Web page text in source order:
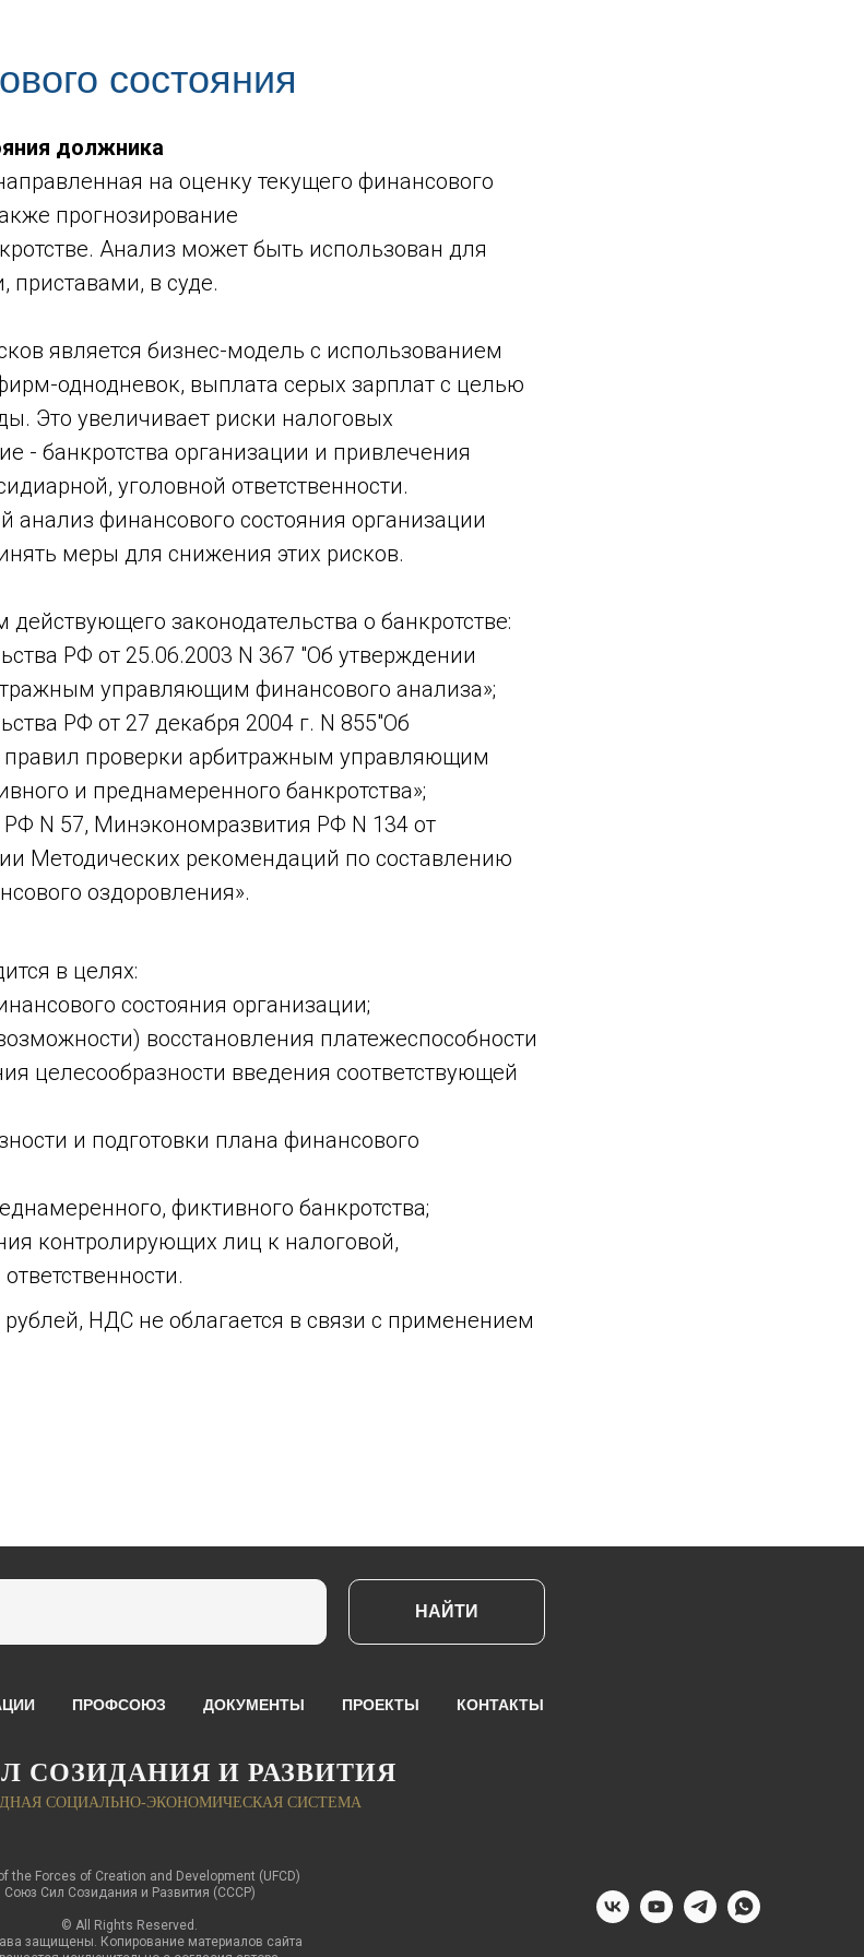
состояния
должника
на оценку текущего финансового
прогнозирование
Анализ может быть использован для
приставами, в суде.
является бизнес-модель с использованием
однодневок, выплата серых зарплат с целью
Это увеличивает риски налоговых
- банкротства организации и привлечения
уголовной ответственности.
финансового состояния организации
меры для снижения этих рисков.
действующего законодательства о банкротстве:
РФ от 25.06.2003 N 367 "Об утверждении
управляющим финансового анализа»;
РФ от 27 декабря 2004 г. N 855"Об
проверки арбитражным управляющим
и преднамеренного банкротства»;
N 57, Минэкономразвития РФ N 134 от
Методических рекомендаций по составлению
оздоровления».
в целях:
состояния организации;
восстановления платежеспособности
целесообразности введения соответствующей
и подготовки плана финансового
фиктивного банкротства;
контролирующих лиц к налоговой,
рублей, НДС не облагается в связи с применением
НАЙТИ
ПРОФСОЮЗ ДОКУМЕНТЫ ПРОЕКТЫ КОНТАКТЫ
СОЗИДАНИЯ И РАЗВИТИЯ
СОЦИАЛЬНО-ЭКОНОМИЧЕСКАЯ СИСТЕМА
the Forces of Creation and Development (UFCD)
Союз Сил Созидания и Развития (СССР)
© All Rights Reserved.
защищены. Копирование материалов сайта